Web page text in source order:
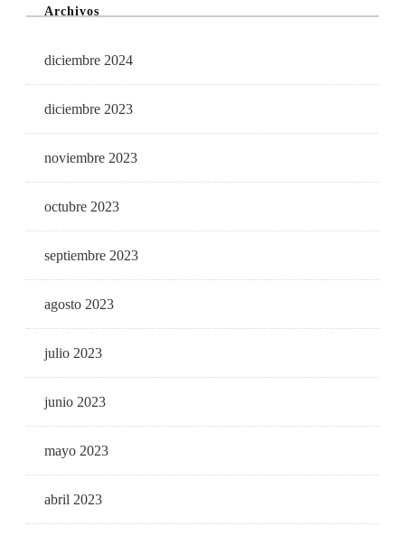
Archivos
diciembre 2024
diciembre 2023
noviembre 2023
octubre 2023
septiembre 2023
agosto 2023
julio 2023
junio 2023
mayo 2023
abril 2023